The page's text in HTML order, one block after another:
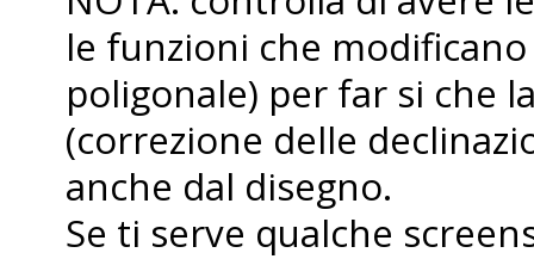
le funzioni che
poligonale) per far si che
(correzione delle
anche dal disegno.
Se ti serve qualche